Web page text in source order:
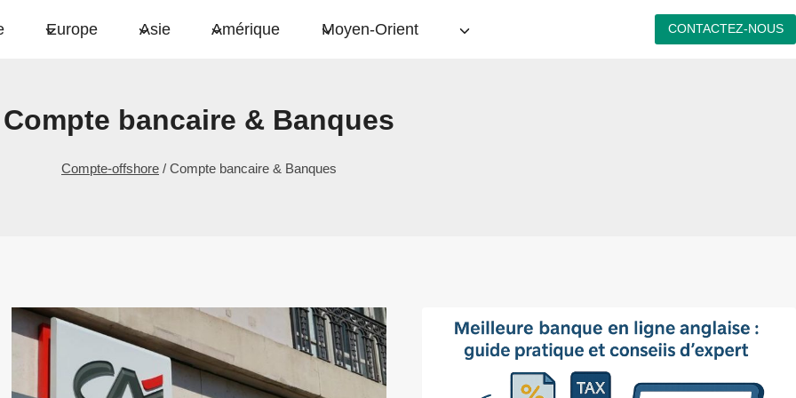
Europe Asie Amérique Moyen-Orient CONTACTEZ-NOUS
Compte bancaire & Banques
Compte-offshore / Compte bancaire & Banques